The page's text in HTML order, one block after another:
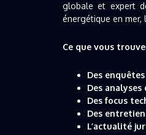
globale et expert
énergétique en
Ce que vous
Des
Des analyses
Des focus
Des
L’actualité